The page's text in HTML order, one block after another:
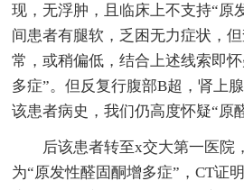
现，无浮肿，且临床上不支持“原
间患者有腿软，乏困无力症状，
常，或稍偏低，结合上述线索即
多症”。但反复行腹部B超，肾上
该患者病史，我们仍高度怀疑“原
后该患者转至x交大第一医院
为“原发性醛固酮增多症”，CT证